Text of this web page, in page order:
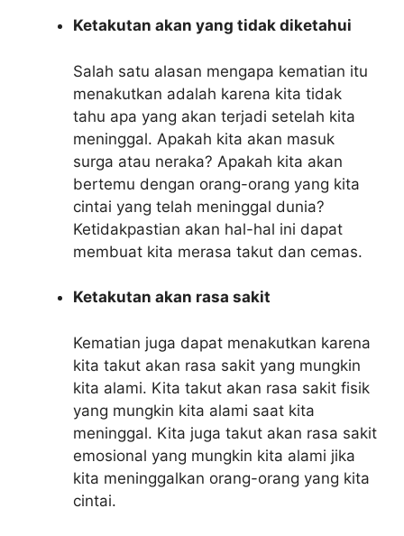
Ketakutan akan yang tidak diketahui
Salah satu alasan mengapa kematian itu
menakutkan adalah karena kita tidak
tahu apa yang akan terjadi setelah kita
meninggal. Apakah kita akan masuk
surga atau neraka? Apakah kita akan
bertemu dengan orang-orang yang kita
cintai yang telah meninggal dunia?
Ketidakpastian akan hal-hal ini dapat
membuat kita merasa takut dan cemas.
Ketakutan akan rasa sakit
Kematian juga dapat menakutkan karena
kita takut akan rasa sakit yang mungkin
kita alami. Kita takut akan rasa sakit fisik
yang mungkin kita alami saat kita
meninggal. Kita juga takut akan rasa sakit
emosional yang mungkin kita alami jika
kita meninggalkan orang-orang yang kita
cintai.